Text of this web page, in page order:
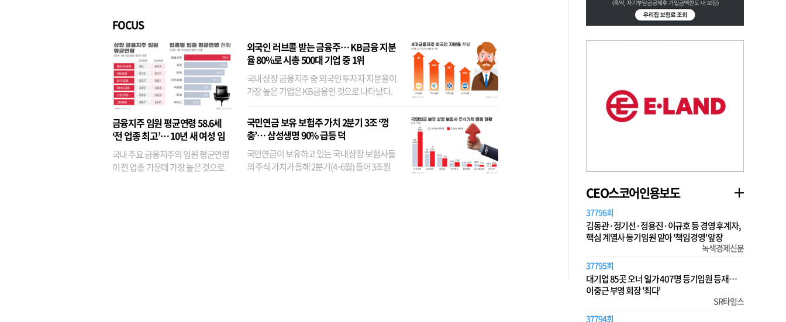
FOCUS
금융지주 임원 평균연령 58.6세
‘전 업종 최고’… 10년 새 여성 임
원은 14배 껑충
국내 주요 금융지주의 임원 평균연령
이 전 업종 가운데 가장 높은 것으로
외국인 러브콜 받는 금융주… KB금융 지분
율 80%로 시총 500대 기업 중 1위
국내 상장 금융지주 중 외국인 투자자 지분율이
가장 높은 기업은 KB금융인 것으로 나타났다.
융이었다. 특히 KB금융은 지난달 말 기준 해외
기관투자자 지분율이...
국민연금 보유 보험주 가치 2분기 3조 ‘껑
충’… 삼성생명 90% 급등 덕
국민연금이 보유하고 있는 국내 상장 보험사들
의 주식 가치가 올해 2분기(4~6월) 들어 3조원
CEO스코어인용보도
37796회
김동관·정기선·정용진·이규호 등 경영 후계자,
핵심 계열사 등기임원 맡아 '책임경영' 앞장
녹색경제신문
37795회
대기업 85곳 오너 일가 407명 등기임원 등재…
이중근 부영 회장 '최다'
SR타임스
37794회